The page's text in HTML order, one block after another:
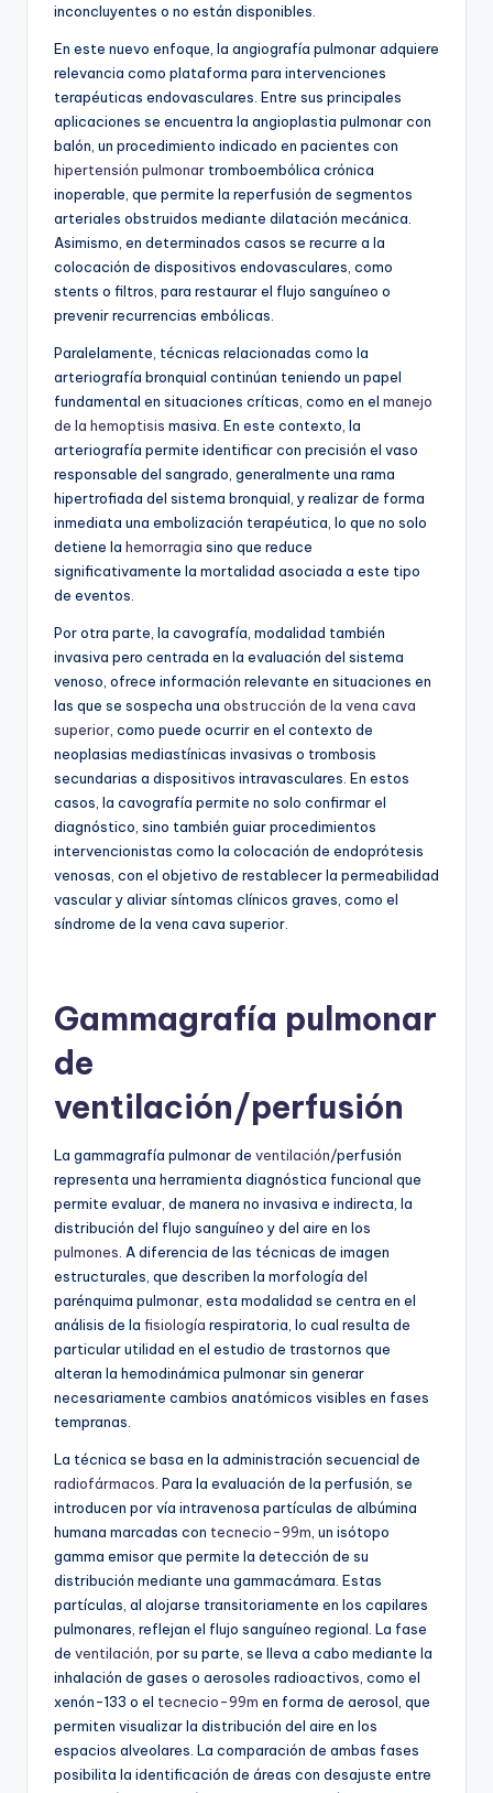
inconcluyentes o no están disponibles.
En este nuevo enfoque, la angiografía pulmonar adquiere
relevancia como plataforma para intervenciones
terapéuticas endovasculares. Entre sus principales
aplicaciones se encuentra la angioplastia pulmonar con
balón, un procedimiento indicado en pacientes con
hipertensión pulmonar tromboembólica crónica
inoperable, que permite la reperfusión de segmentos
arteriales obstruidos mediante dilatación mecánica.
Asimismo, en determinados casos se recurre a la
colocación de dispositivos endovasculares, como
stents o filtros, para restaurar el flujo sanguíneo o
prevenir recurrencias embólicas.
Paralelamente, técnicas relacionadas como la
arteriografía bronquial continúan teniendo un papel
fundamental en situaciones críticas, como en el manejo
de la hemoptisis masiva. En este contexto, la
arteriografía permite identificar con precisión el vaso
responsable del sangrado, generalmente una rama
hipertrofiada del sistema bronquial, y realizar de forma
inmediata una embolización terapéutica, lo que no solo
detiene la hemorragia sino que reduce
significativamente la mortalidad asociada a este tipo
de eventos.
Por otra parte, la cavografía, modalidad también
invasiva pero centrada en la evaluación del sistema
venoso, ofrece información relevante en situaciones en
las que se sospecha una obstrucción de la vena cava
superior, como puede ocurrir en el contexto de
neoplasias mediastínicas invasivas o trombosis
secundarias a dispositivos intravasculares. En estos
casos, la cavografía permite no solo confirmar el
diagnóstico, sino también guiar procedimientos
intervencionistas como la colocación de endoprótesis
venosas, con el objetivo de restablecer la permeabilidad
vascular y aliviar síntomas clínicos graves, como el
síndrome de la vena cava superior.
Gammagrafía pulmonar
de
ventilación/perfusión
La gammagrafía pulmonar de ventilación/perfusión
representa una herramienta diagnóstica funcional que
permite evaluar, de manera no invasiva e indirecta, la
distribución del flujo sanguíneo y del aire en los
pulmones. A diferencia de las técnicas de imagen
estructurales, que describen la morfología del
parénquima pulmonar, esta modalidad se centra en el
análisis de la fisiología respiratoria, lo cual resulta de
particular utilidad en el estudio de trastornos que
alteran la hemodinámica pulmonar sin generar
necesariamente cambios anatómicos visibles en fases
tempranas.
La técnica se basa en la administración secuencial de
radiofármacos. Para la evaluación de la perfusión, se
introducen por vía intravenosa partículas de albúmina
humana marcadas con tecnecio-99m, un isótopo
gamma emisor que permite la detección de su
distribución mediante una gammacámara. Estas
partículas, al alojarse transitoriamente en los capilares
pulmonares, reflejan el flujo sanguíneo regional. La fase
de ventilación, por su parte, se lleva a cabo mediante la
inhalación de gases o aerosoles radioactivos, como el
xenón-133 o el tecnecio-99m en forma de aerosol, que
permiten visualizar la distribución del aire en los
espacios alveolares. La comparación de ambas fases
posibilita la identificación de áreas con desajuste entre